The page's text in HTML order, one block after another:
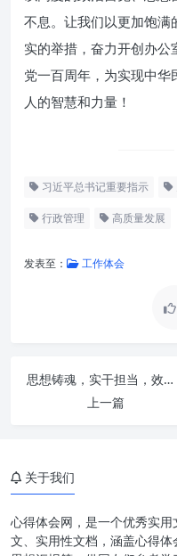
不息。让我们以更加饱满
实的举措，奋力开创办
党一百周年，为实现中
人的智慧和力量！
习近平总书记重要指示
行政管理 高质量发展
发表至： 工作体会
思想铸魂，实干担当，效率先行：高质量发展的核心引擎
上一篇
工作
关于我们
心得体会网，是一个优秀实
文、实用性文档，涵盖心得体